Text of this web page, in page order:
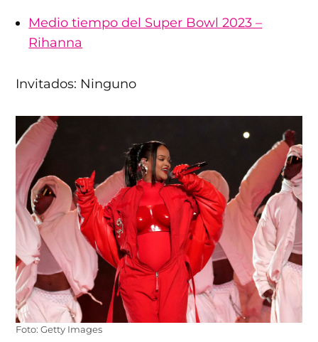
Medio tiempo del Super Bowl 2023 –
Rihanna
Invitados: Ninguno
Foto: Getty Images